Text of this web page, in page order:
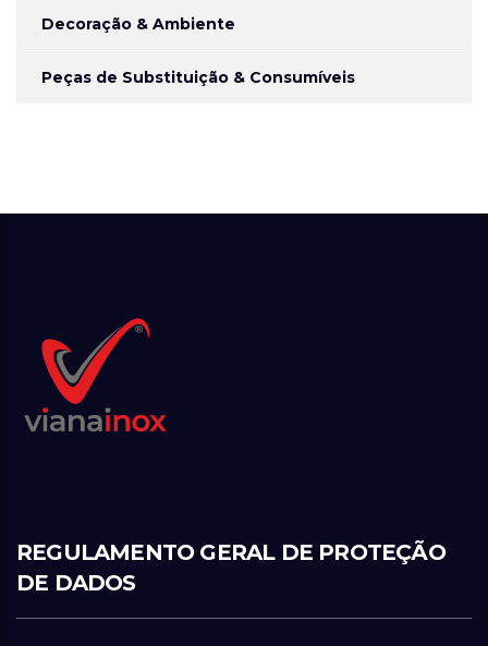
Decoração & Ambiente
Peças de Substituição & Consumíveis
REGULAMENTO GERAL DE PROTEÇÃO
DE DADOS